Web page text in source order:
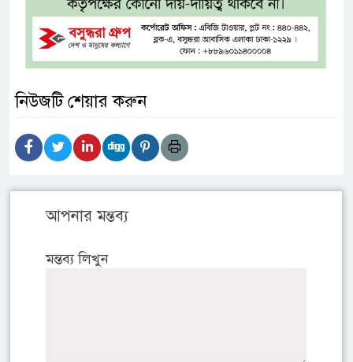
নিউজটি শেয়ার করুন
আপনার মন্তব্য
মন্তব্য লিখুন